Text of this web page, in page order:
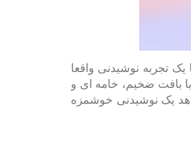
تجربه نوشیدنی واقعا
بافت ضخیم، خامه ای و
یک نوشیدنی خوشمزه